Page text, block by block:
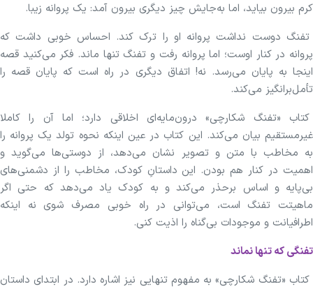
کرم بیرون بیاید، اما به‌جایش چیز دیگری بیرون آمد: یک پروانه زیبا.
تفنگ دوست نداشت پروانه او را ترک کند. احساس خوبی داشت که
پروانه در کنار اوست؛ اما پروانه رفت و تفنگ تنها ماند. فکر می‌کنید قصه
اینجا به پایان می‌رسد. نه! اتفاق دیگری در راه است که پایان قصه را
تأمل‌برانگیز می‌کند.
کتاب «تفنگ شکارچی» درون‌مایه‌ای اخلاقی دارد؛ اما آن را کاملا
غیرمستقیم بیان می‌کند. این کتاب در عین اینکه نحوه تولد یک پروانه را
به مخاطب با متن و تصویر نشان می‌دهد، از دوستی‌ها می‌گوید و
اهمیت در کنار هم بودن. این داستانِ کودک، مخاطب را از دشمنی‌های
بی‌پایه و اساس برحذر می‌کند و به کودک یاد می‌دهد که حتی اگر
ماهیتت تفنگ است، می‌توانی در راه خوبی مصرف شوی نه اینکه
اطرافیانت و موجودات بی‌گناه را اذیت کنی.
تفنگی که تنها نماند
کتاب «تفنگ شکارچی» به مفهوم تنهایی نیز اشاره دارد. در ابتدای داستان